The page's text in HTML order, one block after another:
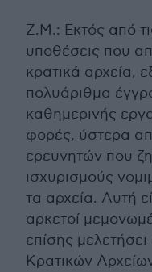
Ζ.Μ.: Εκτός από
υποθέσεις που
κρατικά αρχεία,
πολυάριθμα
καθημερινής
φορές, ύστερα
ερευνητών που
ισχυρισμούς
τα αρχεία. Αυτή
αρκετοί
επίσης
Κρατικών